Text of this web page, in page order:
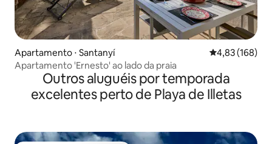
Apartamento ⋅ Santanyí 4,83 de uma
4,83 (168)
Apartamento 'Ernesto' ao lado da praia
Outros aluguéis por temporada
excelentes perto de Playa de Illetas